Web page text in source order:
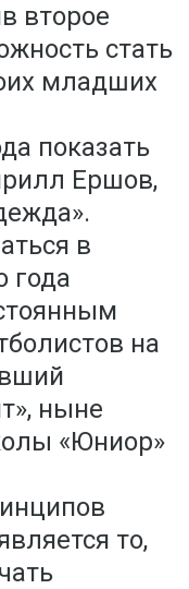
второе
стать
младших
показать
Ершов,
в
года
на
ныне
«Юниор»
то,